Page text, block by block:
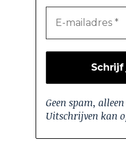
Geen spam,
Uitschrijven kan